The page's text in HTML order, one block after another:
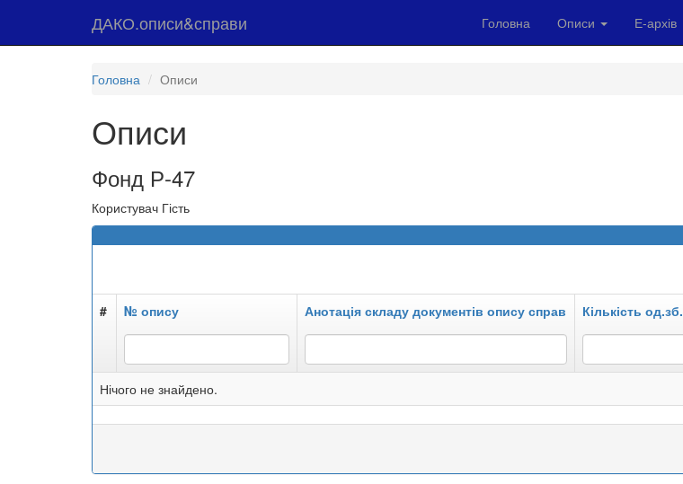
ДАКО.описи&справи Головна Описи Е-архів
Головна Описи
Описи
Фонд Р-47
Користувач Гість
# № опису Анотація складу документів опису справ Кількість од.зб.
Нічого не знайдено.